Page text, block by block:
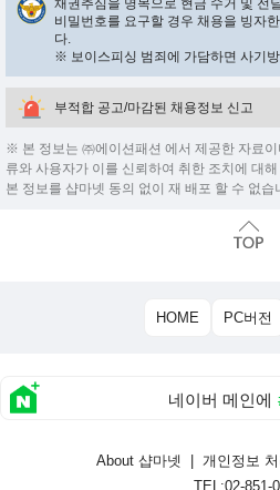
채권추심을 명목으로 현금 수거 및 전
비밀번호를 요구할 경우 채용을 빙자
다.
※ 보이스피싱 범죄에 가담하면 사기
부적합 공고/마감된 채용정보 신고
※ 본 정보는 ㈜에이션패션 에서 제공한 자료
류와 사용자가 이를 신뢰하여 취한 조치에 대
본 정보를 샵마넷 동의 없이 재 배포 할 수 없습
HOME PC버전
네이버 메인에
About 샵마넷 개인정보
TEL:02-851-